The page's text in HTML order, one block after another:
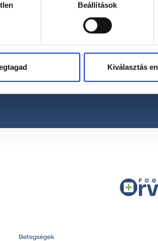
Beállítások
Kiválasztás
Segíthetünk?
Betegségek